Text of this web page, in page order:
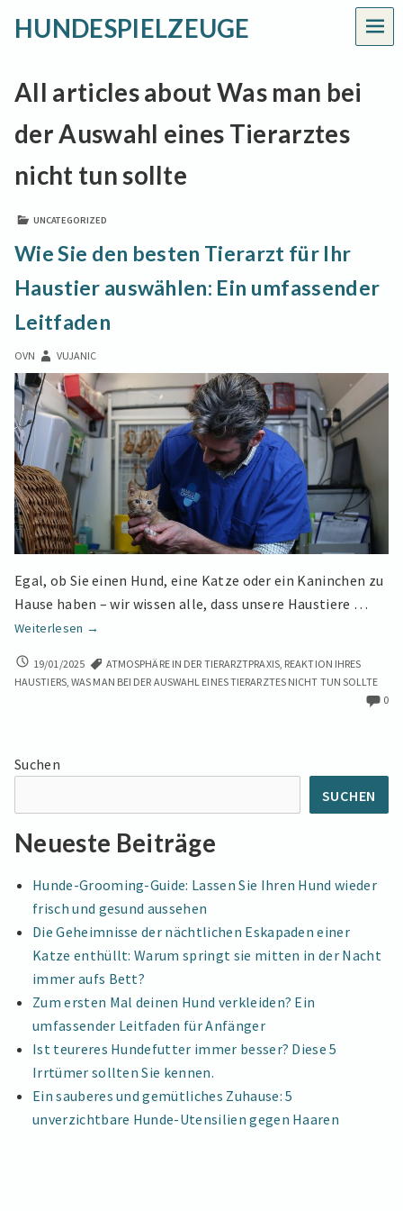
HUNDESPIELZEUGE
All articles about Was man bei
der Auswahl eines Tierarztes
nicht tun sollte
UNCATEGORIZED
Wie Sie den besten Tierarzt für Ihr
Haustier auswählen: Ein umfassender
Leitfaden
OVN VUJANIC
Egal, ob Sie einen Hund, eine Katze oder ein Kaninchen zu
Hause haben – wir wissen alle, dass unsere Haustiere …
Weiterlesen
Wie
den
besten
Haustier
umfassender
→
WIE
SIE
IHR
UMFASSENDER
19/01/2025 ATMOSPHÄRE IN DER TIERARZTPRAXIS, REAKTION IHRES
HAUSTIERS,WAS MAN BEI DER AUSWAHL EINES TIERARZTES NICHT TUN SOLLTE
0
Suchen
SUCHEN
Neueste Beiträge
Hunde-Grooming-Guide: Lassen Sie Ihren Hund wieder
frisch und gesund aussehen
Die Geheimnisse der nächtlichen Eskapaden einer
Katze enthüllt: Warum springt sie mitten in der Nacht
immer aufs Bett?
Zum ersten Mal deinen Hund verkleiden? Ein
umfassender Leitfaden für Anfänger
Ist teureres Hundefutter immer besser? Diese 5
Irrtümer sollten Sie kennen.
Ein sauberes und gemütliches Zuhause: 5
unverzichtbare Hunde-Utensilien gegen Haaren